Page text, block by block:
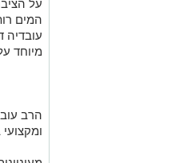
על
המים
עובדיה
מיוחד
הרב